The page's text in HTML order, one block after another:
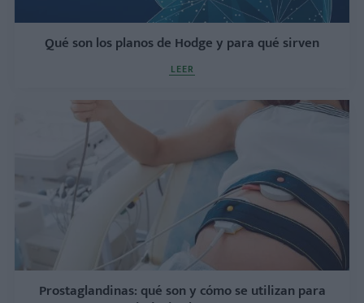
Qué son los planos de Hodge y para qué sirven
LEER
Prostaglandinas: qué son y cómo se utilizan para